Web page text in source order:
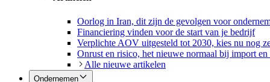
Oorlog in Iran, dit zijn de gevolgen voor
Financiering vinden voor de start van je bedrijf
Verplichte AOV uitgesteld tot 2030, kies nu nog
Onrust en risico, het nieuwe normaal bij import en
Alle nieuwe artikelen
Ondernemen